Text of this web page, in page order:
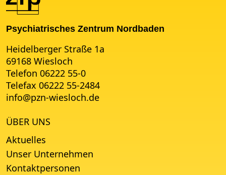
Psychiatrisches Zentrum Nordbaden
ÜBER UNS
Aktuelles
Unser Unternehmen
Kontaktpersonen
Heidelberger Straße 1a
69168 Wiesloch
Telefon 06222 55-0
Telefax 06222 55-2484
info@pzn-wiesloch.de